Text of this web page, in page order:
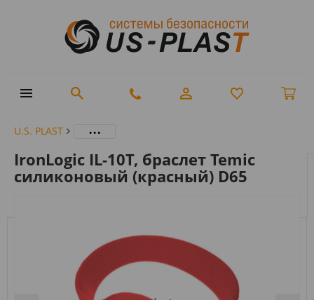
U.S. PLAST ...
IronLogic IL-10T, браслет Temic
силиконовый (красный) D65